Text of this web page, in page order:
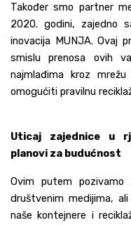
Također smo partner
2020. godini, zajedno
inovacija MUNJA. Ovaj
smislu prenosa ovih
najmlađima kroz
omogućiti pravilnu
Uticaj zajednice u
planovi za budućnost
Ovim putem
društvenim medijima,
naše kontejnere i